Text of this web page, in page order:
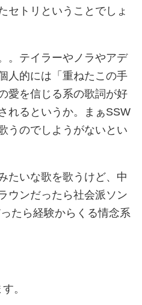
セトリということでしょ
。テイラーやノラやアデ
人的には「重ねたこの手
愛を信じる系の歌詞が好
れるというか。まぁSSW
うのでしようがないとい
たいな歌を歌うけど、中
ウンだったら社会派ソン
たら経験からくる情念系
。